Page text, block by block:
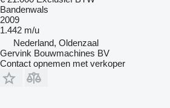
Bandenwals
2009
1.442 m/u
Nederland, Oldenzaal
Gervink Bouwmachines BV
Contact opnemen met verkoper